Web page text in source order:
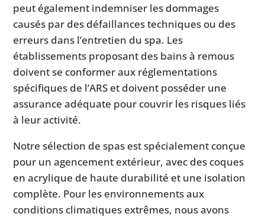
peut également indemniser les dommages
causés par des défaillances techniques ou des
erreurs dans l’entretien du spa. Les
établissements proposant des bains à remous
doivent se conformer aux réglementations
spécifiques de l’ARS et doivent posséder une
assurance adéquate pour couvrir les risques liés
à leur activité.
Notre sélection de spas est spécialement conçue
pour un agencement extérieur, avec des coques
en acrylique de haute durabilité et une isolation
complète. Pour les environnements aux
conditions climatiques extrêmes, nous avons